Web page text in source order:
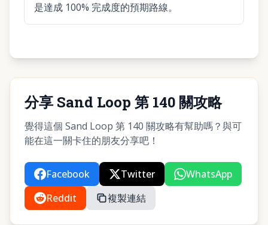
是達成 100% 完成度的預期路線。
分享 Sand Loop 第 140 關攻略
覺得這個 Sand Loop 第 140 關攻略有幫助嗎？與可
能在這一關卡住的朋友分享吧！
Facebook Twitter
WhatsApp
Reddit
複製連結